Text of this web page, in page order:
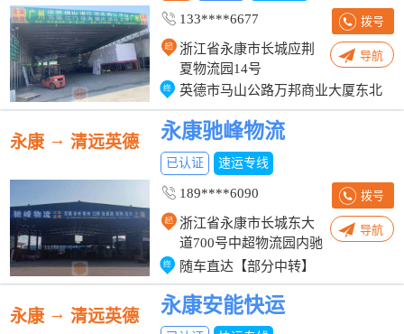
133****6677 拨号
浙江省永康市长城应荆
夏物流园14号
导航
英德市马山公路万邦商业大厦东北
永康 → 清远英德 永康驰峰物流
已认证 速运专线
189****6090 拨号
浙江省永康市长城东大
道700号中超物流园内驰
峰物流
导航
随车直达【部分中转】
永康 → 清远英德 永康安能快运